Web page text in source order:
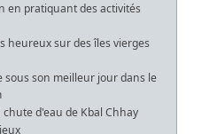
en pratiquant des activités
heureux sur des îles vierges
sous son meilleur jour dans le
d'eau de Kbal Chhay